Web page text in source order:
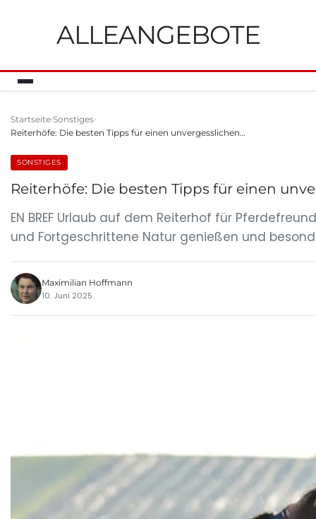
ALLEANGEBOTE
Startseite Sonstiges
Reiterhöfe: Die besten Tipps für einen unvergesslichen…
SONSTIGES
Reiterhöfe: Die besten Tipps für einen
EN BREF Urlaub auf dem Reiterhof für
und Fortgeschrittene Natur genießen und
Maximilian Hoffmann
10. Juni 2025